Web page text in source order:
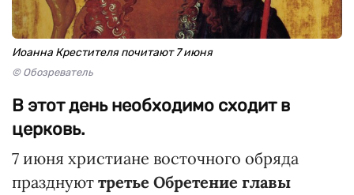
Иоанна Крестителя почитают 7 июня
© Обозреватель
В этот день необходимо сходит в
церковь.
7 июня христиане восточного обряда
празднуют третье Обретение главы